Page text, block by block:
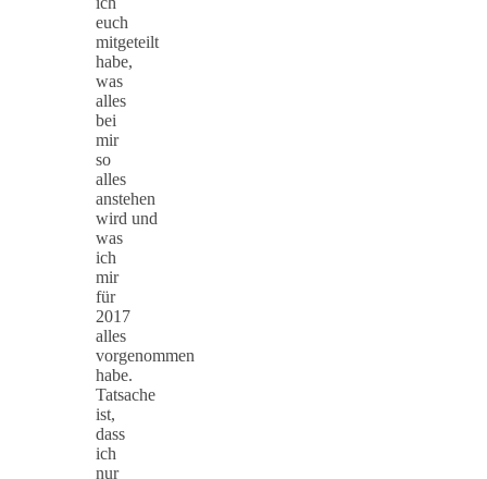
euch
mitgeteilt
habe,
was
alles
bei
mir
so
alles
anstehen
wird und
was
ich
mir
für
2017
alles
vorgenommen
habe.
Tatsache
ist,
dass
ich
nur